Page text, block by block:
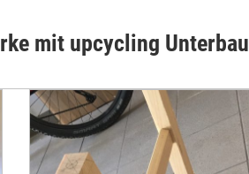
mit upcycling Unterbau